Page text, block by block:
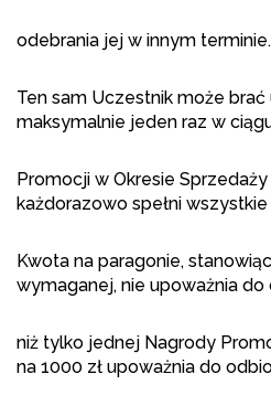
odebrania jej w innym terminie.
Ten sam Uczestnik może brać
maksymalnie jeden raz w
Promocji w Okresie
każdorazowo spełni
Kwota na paragonie,
wymaganej, nie upoważnia
niż tylko jednej Nagrody
na 1000 zł upoważnia do